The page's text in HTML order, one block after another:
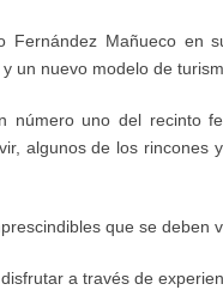
Fernández Mañueco en
un nuevo modelo de
n número uno del recinto
algunos de los rincones
que se deben
a través de